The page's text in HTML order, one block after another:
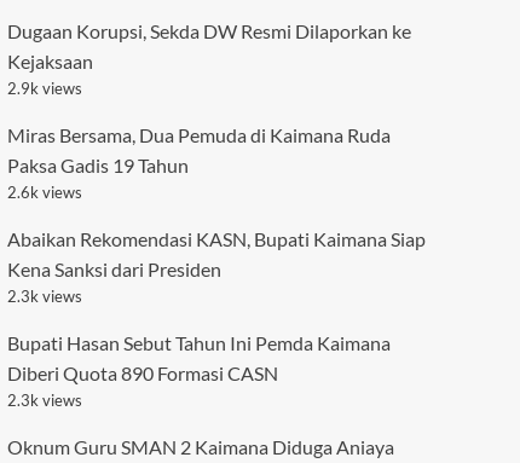
Dugaan Korupsi, Sekda DW Resmi Dilaporkan ke
Kejaksaan
2.9k views
Miras Bersama, Dua Pemuda di Kaimana Ruda
Paksa Gadis 19 Tahun
2.6k views
Abaikan Rekomendasi KASN, Bupati Kaimana Siap
Kena Sanksi dari Presiden
2.3k views
Bupati Hasan Sebut Tahun Ini Pemda Kaimana
Diberi Quota 890 Formasi CASN
2.3k views
Oknum Guru SMAN 2 Kaimana Diduga Aniaya